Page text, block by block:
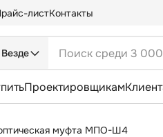
листКонтакты
Везде
Проектировщикам
муфта МПО-Ш4